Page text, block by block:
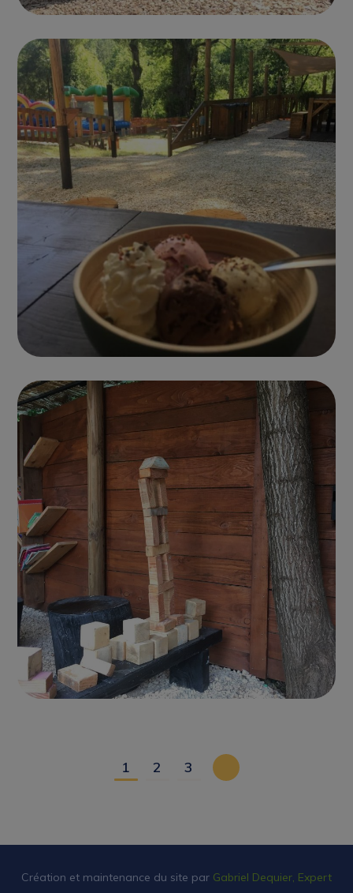
Photo parc 17
CHÂTEAUX GONFLABLES
Photo parc 19
CHÂTEAUX GONFLABLES
1 2 3
Création et maintenance du site par Gabriel Dequier, Expert